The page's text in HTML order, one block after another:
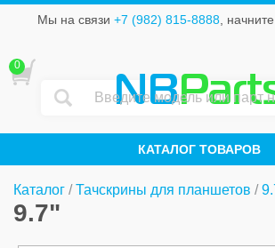
Мы на связи +7 (982) 815-8888,
NB
КАТАЛОГ ТОВАРОВ
0
Каталог /Тачскрины для планшетов /
9.7"